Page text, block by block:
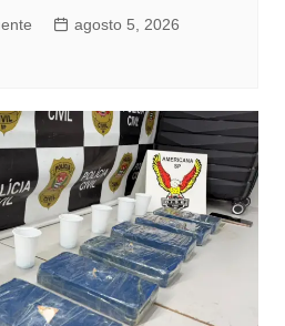
agosto 5, 2026